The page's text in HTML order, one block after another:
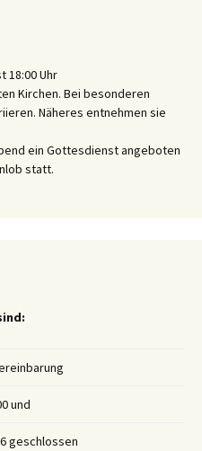
18:00 Uhr
Kirchen. Bei besonderen
Näheres entnehmen sie
ein Gottesdienst angeboten
statt.
und
geschlossen